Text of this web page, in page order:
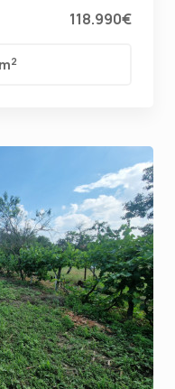
118.990€
2